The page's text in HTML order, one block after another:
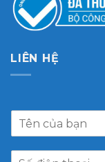
LIÊN HỆ